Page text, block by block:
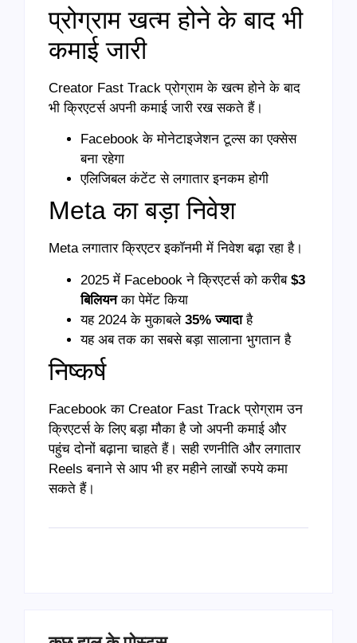
प्रोग्राम खत्म होने के बाद भी
कमाई जारी
Creator Fast Track प्रोग्राम के खत्म होने के बाद
भी क्रिएटर्स अपनी कमाई जारी रख सकते हैं।
Facebook के मोनेटाइजेशन टूल्स का एक्सेस
बना रहेगा
एलिजिबल कंटेंट से लगातार इनकम होगी
Meta का बड़ा निवेश
Meta लगातार क्रिएटर इकॉनमी में निवेश बढ़ा रहा है।
2025 में Facebook ने क्रिएटर्स को करीब $3
बिलियनका पेमेंट किया
यह 2024 के मुकाबले 35% ज्यादाहै
यह अब तक का सबसे बड़ा सालाना भुगतान है
निष्कर्ष
Facebook का Creator Fast Track प्रोग्राम उन
क्रिएटर्स के लिए बड़ा मौका है जो अपनी कमाई और
पहुंच दोनों बढ़ाना चाहते हैं। सही रणनीति और लगातार
Reels बनाने से आप भी हर महीने लाखों रुपये कमा
सकते हैं।